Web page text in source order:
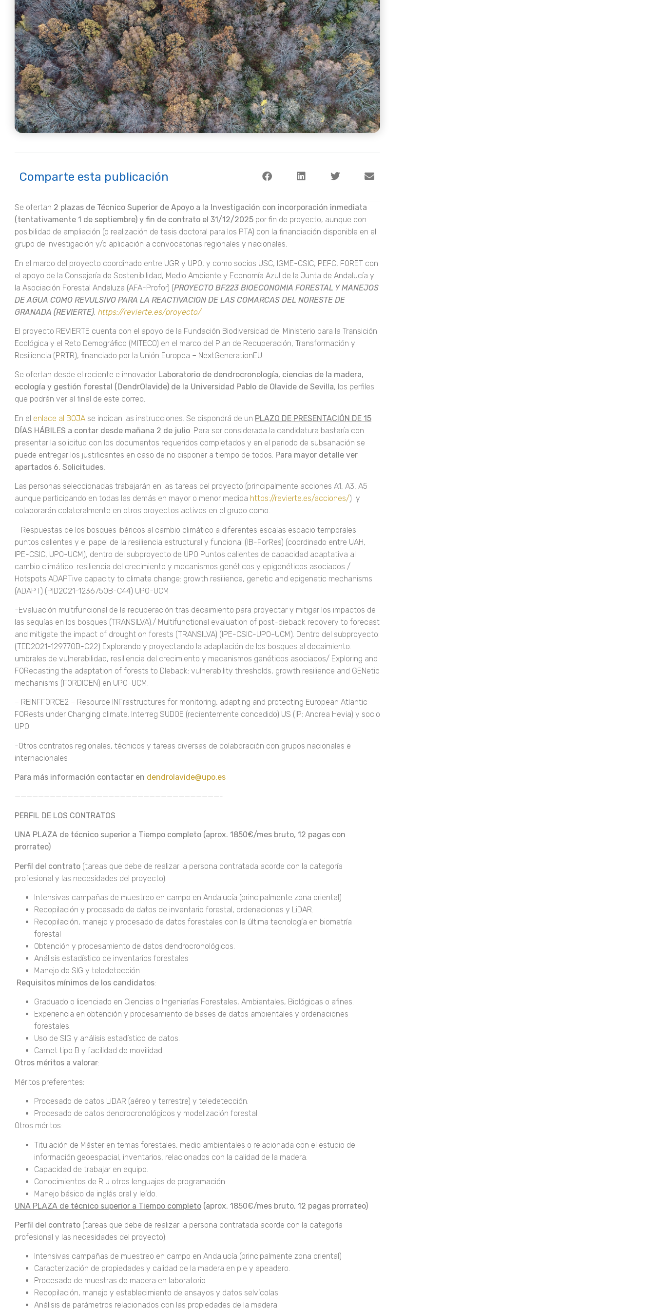
Comparte esta publicación
Se ofertan 2 plazas de Técnico Superior de Apoyo a la Investigación con incorporación inmediata
(tentativamente 1 de septiembre) y fin de contrato el 31/12/2025 por fin de proyecto, aunque con
posibilidad de ampliación (o realización de tesis doctoral para los PTA) con la financiación disponible en el
grupo de investigación y/o aplicación a convocatorias regionales y nacionales.
En el marco del proyecto coordinado entre UGR y UPO, y como socios USC, IGME-CSIC, PEFC, FORET con
el apoyo de la Consejería de Sostenibilidad, Medio Ambiente y Economía Azul de la Junta de Andalucía y
la Asociación Forestal Andaluza (AFA-Profor) (PROYECTO BF223 BIOECONOMIA FORESTAL Y MANEJOS
DE AGUA COMO REVULSIVO PARA LA REACTIVACION DE LAS COMARCAS DEL NORESTE DE
GRANADA (REVIERTE) https://revierte.es/proyecto/
El proyecto REVIERTE cuenta con el apoyo de la Fundación Biodiversidad del Ministerio para la Transición
Ecológica y el Reto Demográfico (MITECO) en el marco del Plan de Recuperación, Transformación y
Resiliencia (PRTR), financiado por la Unión Europea – NextGenerationEU.
Se ofertan desde el reciente e innovador Laboratorio de dendrocronología, ciencias de la madera,
ecología y gestión forestal (DendrOlavide) de la Universidad Pablo de Olavide de Sevilla, los perfiles
que podrán ver al final de este correo.
En el enlace al BOJA se indican las instrucciones. Se dispondrá de un PLAZO DE PRESENTACIÓN DE 15
DÍAS HÁBILES a contar desde mañana 2 de julio . Para ser considerada la candidatura bastaría con
presentar la solicitud con los documentos requeridos completados y en el periodo de subsanación se
puede entregar los justificantes en caso de no disponer a tiempo de todos. Para mayor detalle ver
apartados 6. Solicitudes.
Las personas seleccionadas trabajarán en las tareas del proyecto (principalmente acciones A1, A3, A5
aunque participando en todas las demás en mayor o menor medida https://revierte.es/acciones/) y
colaborarán colateralmente en otros proyectos activos en el grupo como:
– Respuestas de los bosques ibéricos al cambio climático a diferentes escalas espacio temporales:
puntos calientes y el papel de la resiliencia estructural y funcional (IB-ForRes) (coordinado entre UAH,
IPE-CSIC, UPO-UCM), dentro del subproyecto de UPO Puntos calientes de capacidad adaptativa al
cambio climático: resiliencia del crecimiento y mecanismos genéticos y epigenéticos asociados /
Hotspots ADAPTive capacity to climate change: growth resilience, genetic and epigenetic mechanisms
(ADAPT) (PID2021-123675OB-C44) UPO-UCM
-Evaluación multifuncional de la recuperación tras decaimiento para proyectar y mitigar los impactos de
las sequías en los bosques (TRANSILVA)./ Multifunctional evaluation of post-dieback recovery to forecast
and mitigate the impact of drought on forests (TRANSILVA) (IPE-CSIC-UPO-UCM). Dentro del subproyecto:
(TED2021-129770B-C22) Explorando y proyectando la adaptación de los bosques al decaimiento:
umbrales de vulnerabilidad, resiliencia del crecimiento y mecanismos genéticos asociados/ Exploring and
FORecasting the adaptation of forests to DIeback: vulnerability thresholds, growth resilience and GENetic
mechanisms (FORDIGEN) en UPO-UCM.
– REINFFORCE2 – Resource INFrastructures for monitoring, adapting and protecting European Atlantic
FORests under Changing climate. Interreg SUDOE (recientemente concedido) US (IP: Andrea Hevia) y socio
UPO
-Otros contratos regionales, técnicos y tareas diversas de colaboración con grupos nacionales e
internacionales
Para más información contactar en dendrolavide@upo.es
———————————————————————————————————-
PERFIL DE LOS CONTRATOS
UNA PLAZA de técnico superior a Tiempo completo (aprox. 1850€/mes bruto, 12 pagas con
prorrateo)
Perfil del contrato (tareas que debe de realizar la persona contratada acorde con la categoría
profesional y las necesidades del proyecto):
Intensivas campañas de muestreo en campo en Andalucía (principalmente zona oriental)
Recopilación y procesado de datos de inventario forestal, ordenaciones y LiDAR.
Recopilación, manejo y procesado de datos forestales con la última tecnología en biometría
forestal
Obtención y procesamiento de datos dendrocronológicos.
Análisis estadístico de inventarios forestales
Manejo de SIG y teledetección
Requisitos mínimos de los candidatos:
Graduado o licenciado en Ciencias o Ingenierías Forestales, Ambientales, Biológicas o afines.
Experiencia en obtención y procesamiento de bases de datos ambientales y ordenaciones
forestales.
Uso de SIG y análisis estadístico de datos.
Carnet tipo B y facilidad de movilidad.
Otros méritos a valorar:
Méritos preferentes:
Procesado de datos LiDAR (aéreo y terrestre) y teledetección.
Procesado de datos dendrocronológicos y modelización forestal.
Otros méritos:
Titulación de Máster en temas forestales, medio ambientales o relacionada con el estudio de
información geoespacial, inventarios, relacionados con la calidad de la madera.
Capacidad de trabajar en equipo.
Conocimientos de R u otros lenguajes de programación
Manejo básico de inglés oral y leído.
UNA PLAZA de técnico superior a Tiempo completo (aprox. 1850€/mes bruto, 12 pagas prorrateo)
Perfil del contrato (tareas que debe de realizar la persona contratada acorde con la categoría
profesional y las necesidades del proyecto):
Intensivas campañas de muestreo en campo en Andalucía (principalmente zona oriental)
Caracterización de propiedades y calidad de la madera en pie y apeadero.
Procesado de muestras de madera en laboratorio
Recopilación, manejo y establecimiento de ensayos y datos selvícolas.
Análisis de parámetros relacionados con las propiedades de la madera